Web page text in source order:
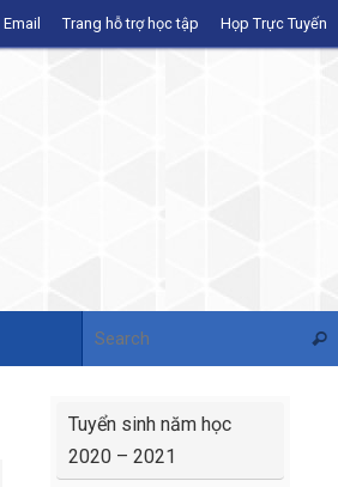
Email Trang hỗ trợ học tập Họp Trực Tuyến
Tuyển sinh năm học
2020 – 2021